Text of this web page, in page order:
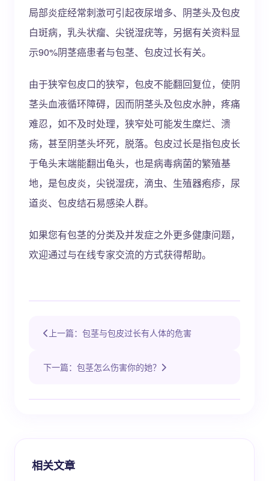
局部炎症经常刺激可引起夜尿增多、阴茎头及包皮
白斑病，乳头状瘤、尖锐湿疣等，另据有关资料显
示90%阴茎癌患者与包茎、包皮过长有关。
由于狭窄包皮口的狭窄，包皮不能翻回复位，使阴
茎头血液循环障碍，因而阴茎头及包皮水肿，疼痛
难忍，如不及时处理，狭窄处可能发生糜烂、溃
疡，甚至阴茎头坏死，脱落。包皮过长是指包皮长
于龟头末端能翻出龟头，也是病毒病菌的繁殖基
地，是包皮炎，尖锐湿疣，滴虫、生殖器疱疹，尿
道炎、包皮结石易感染人群。
如果您有包茎的分类及并发症之外更多健康问题，
欢迎通过与在线专家交流的方式获得帮助。
上一篇：包茎与包皮过长有人体的危害
下一篇：包茎怎么伤害你的她？
相关文章